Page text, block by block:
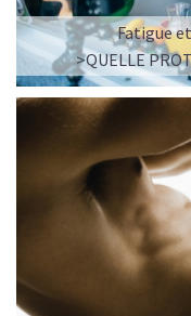
Fatigue
>QUELLE